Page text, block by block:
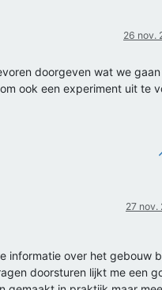
26 nov.
doorgeven wat we gaan
ook een experiment uit te
27 nov.
informatie over het gebouw
doorsturen lijkt me een